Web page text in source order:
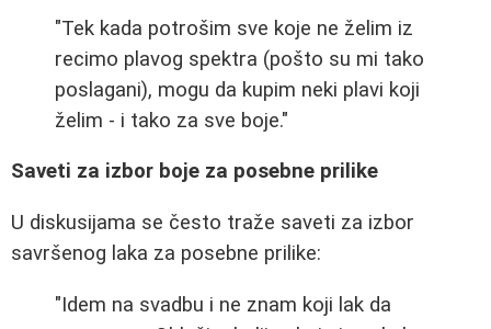
"Tek kada potrošim sve koje ne želim iz
recimo plavog spektra (pošto su mi tako
poslagani), mogu da kupim neki plavi koji
želim - i tako za sve boje."
Saveti za izbor boje za posebne prilike
U diskusijama se često traže saveti za izbor
savršenog laka za posebne prilike:
"Idem na svadbu i ne znam koji lak da